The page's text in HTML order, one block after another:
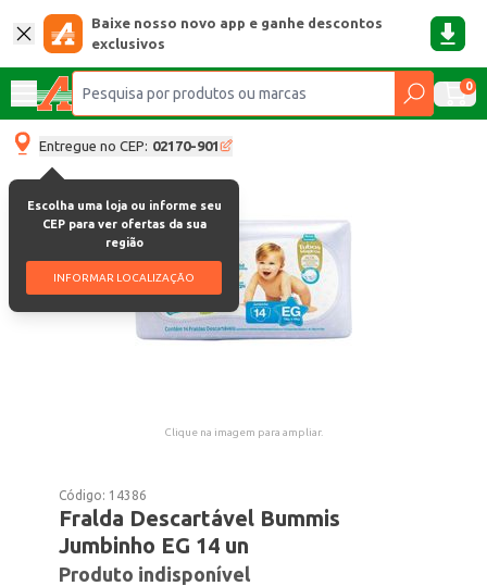
Baixe nosso novo app e ganhe descontos
exclusivos
0
Entregue no CEP: 02170-901
Escolha uma loja ou informe seu
CEP para ver ofertas da sua
região
INFORMAR LOCALIZAÇÃO
Clique na imagem para ampliar.
Código: 14386
Fralda Descartável Bummis
Jumbinho EG 14 un
Produto indisponível